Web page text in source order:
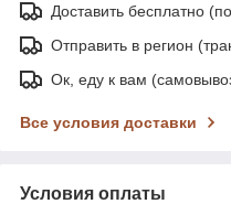
Доставить бесплатно
Отправить в регион
Ок, еду к вам
Все условия доставки
Условия оплаты